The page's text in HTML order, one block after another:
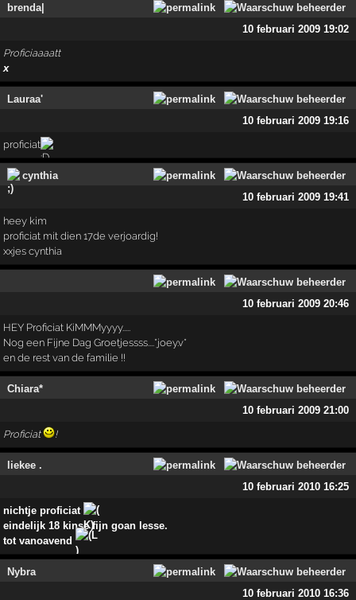
brenda|
10 februari 2009 19:02
Proficiaaaatt
x
Lauraa'
10 februari 2009 19:16
proficiat
cynthia
10 februari 2009 19:41
heey kim
proficiat mit dien 17de verjoardig!
xxjes cynthia
10 februari 2009 20:46
HEY Proficiat KiMMMyyyy.....
Nog een Fijne Dag Groetjessss....*joey.v*
en de rest van de familie !!
Chiara*
10 februari 2009 21:00
Proficiat !
liekee .
10 februari 2010 16:25
nichtje proficiat
eindelijk 18 kinse fijn goan lesse.
tot vanoavend
Nybra
10 februari 2010 16:36